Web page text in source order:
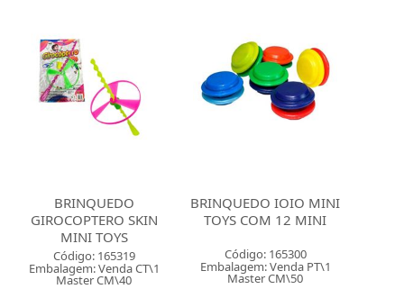
BRINQUEDO
GIROCOPTERO SKIN
MINI TOYS
Código: 165319
Embalagem: Venda CT\1
Master CM\40
BRINQUEDO IOIO MINI
TOYS COM 12 MINI
Código: 165300
Embalagem: Venda PT\1
Master CM\50